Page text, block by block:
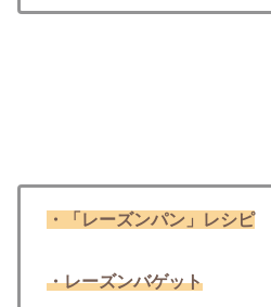
・「レーズンパン」レシピ
・レーズンバゲット